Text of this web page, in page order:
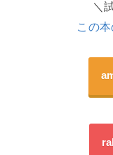
＼
この